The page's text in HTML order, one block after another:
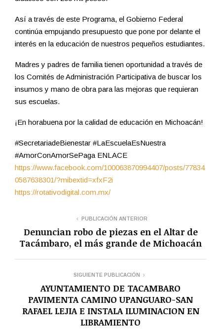
Así a través de este Programa, el Gobierno Federal
continúa empujando presupuesto que pone por delante el
interés en la educación de nuestros pequeños estudiantes.
Madres y padres de familia tienen oportunidad a través de
los Comités de Administración Participativa de buscar los
insumos y mano de obra para las mejoras que requieran
sus escuelas.
¡En horabuena por la calidad de educación en Michoacán!
#SecretariadeBienestar #LaEscuelaEsNuestra
#AmorConAmorSePaga ENLACE
https://www.facebook.com/100063870994407/posts/77834
0587638301/?mibextid=xfxF2i
https://rotativodigital.com.mx/
PUBLICACIÓN ANTERIOR
Denuncian robo de piezas en el Altar de
Tacámbaro, el más grande de Michoacán
SIGUIENTE PUBLICACIÓN
AYUNTAMIENTO DE TACAMBARO
PAVIMENTA CAMINO UPANGUARO-SAN
RAFAEL LEJIA E INSTALA ILUMINACION EN
LIBRAMIENTO